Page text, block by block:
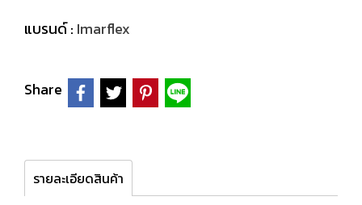
แบรนด์ : Imarflex
Share
รายละเอียดสินค้า